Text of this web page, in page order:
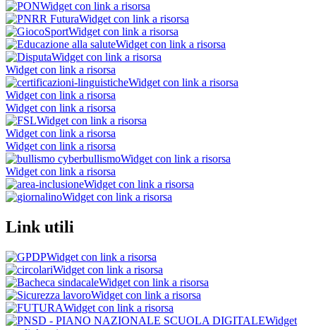
Widget con link a risorsa
Widget con link a risorsa
Widget con link a risorsa
Widget con link a risorsa
Widget con link a risorsa
Widget con link a risorsa
Widget con link a risorsa
Widget con link a risorsa
Widget con link a risorsa
Widget con link a risorsa
Widget con link a risorsa
Widget con link a risorsa
Widget con link a risorsa
Widget con link a risorsa
Widget con link a risorsa
Widget con link a risorsa
Link utili
Widget con link a risorsa
Widget con link a risorsa
Widget con link a risorsa
Widget con link a risorsa
Widget con link a risorsa
Widget